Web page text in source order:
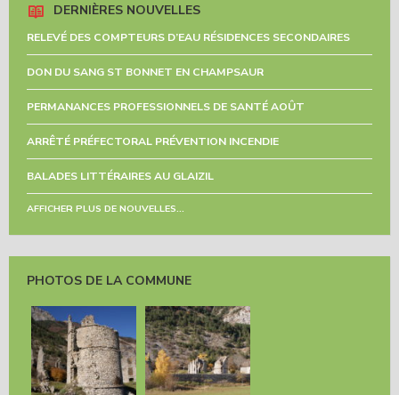
DERNIÈRES NOUVELLES
RELEVÉ DES COMPTEURS D’EAU RÉSIDENCES SECONDAIRES
DON DU SANG ST BONNET EN CHAMPSAUR
PERMANANCES PROFESSIONNELS DE SANTÉ AOÛT
ARRÊTÉ PRÉFECTORAL PRÉVENTION INCENDIE
BALADES LITTÉRAIRES AU GLAIZIL
AFFICHER PLUS DE NOUVELLES...
PHOTOS DE LA COMMUNE